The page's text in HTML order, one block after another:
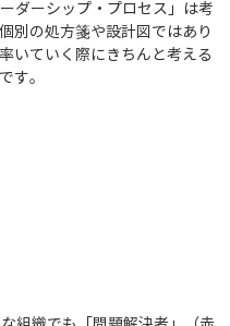
ダーシップ・プロセス」は考
別の処方箋や設計図ではあり
いていく際にきちんと考える
す。